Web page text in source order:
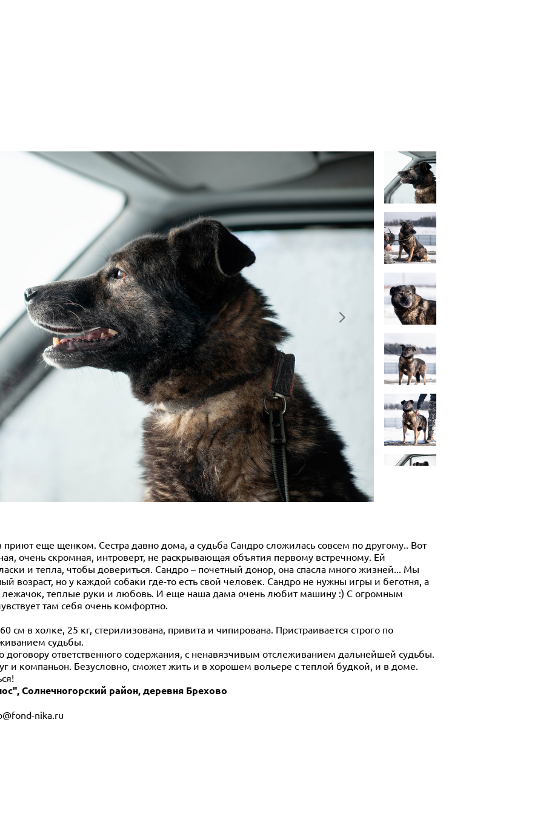
приют еще щенком. Сестра давно дома, а судьба Сандро сложилась совсем по другому.. Вот
очень скромная, интроверт, не раскрывающая объятия первому встречному. Ей
и тепла, чтобы довериться. Сандро – почетный донор, она спасла много жизней... Мы
возраст, но у каждой собаки где-то есть свой человек. Сандро не нужны игры и беготня, а
лежачок, теплые руки и любовь. И еще наша дама очень любит машину :) С огромным
там себя очень комфортно.
см в холке, 25 кг, стерилизована, привита и чипирована. Пристраивается строго по
судьбы.
договору ответственного содержания, с ненавязчивым отслеживанием дальнейшей судьбы.
и компаньон. Безусловно, сможет жить и в хорошем вольере с теплой будкой, и в доме.
", Солнечногорский район, деревня Брехово
nika.ru